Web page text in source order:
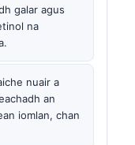
galar agus
na
nuair a
an
iomlan, chan